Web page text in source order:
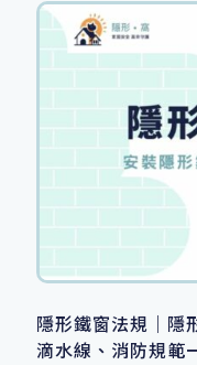
隱形鐵窗法規｜隱
滴水線、消防規範